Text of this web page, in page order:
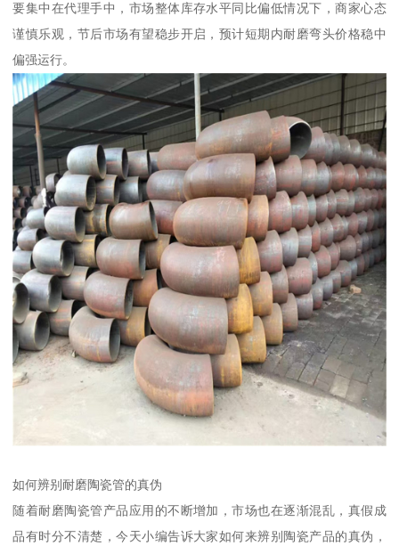
要集中在代理手中，市场整体库存水平同比偏低情况下，商家心态
谨慎乐观，节后市场有望稳步开启，预计短期内耐磨弯头价格稳中
偏强运行。
如何辨别耐磨陶瓷管的真伪
随着耐磨陶瓷管产品应用的不断增加，市场也在逐渐混乱，真假成
品有时分不清楚，今天小编告诉大家如何来辨别陶瓷产品的真伪，